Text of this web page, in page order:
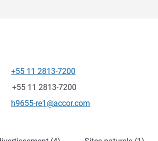
Téléphone
+55 11 2813-7200
Fax
+55 11 2813-7200
Email de contact
h9655-re1@accor.com